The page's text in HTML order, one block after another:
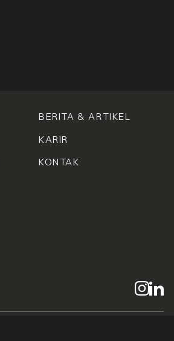
BERITA & ARTIKEL
KARIR
KONTAK